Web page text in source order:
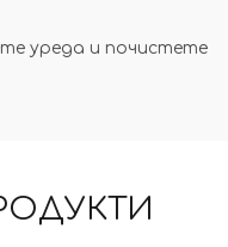
уреда и почистете